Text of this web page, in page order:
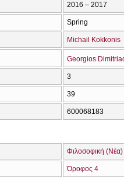
2016 – 2017
Spring
Michail Kokkonis
Georgios
3
39
600068183
Φιλοσοφική (Νέα)
Όροφος 4